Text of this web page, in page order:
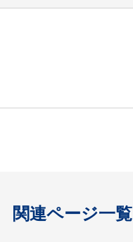
関連ページ一覧
開く